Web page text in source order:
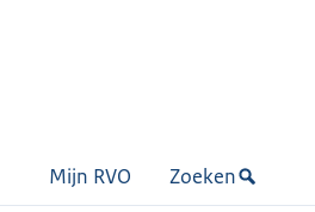
Mijn RVO Zoeken